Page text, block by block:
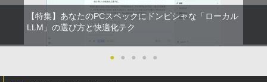
【特集】あなたのPCスペックにドンピシャな「ローカル
LLM」の選び方と快適化テク
● ● ● ● ●